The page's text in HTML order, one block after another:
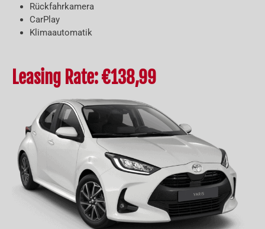
Rückfahrkamera
CarPlay
Klimaautomatik
Leasing Rate: €138,99